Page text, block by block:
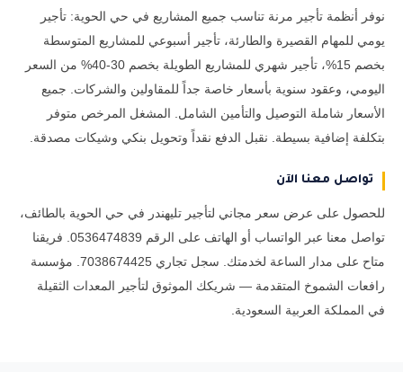
نوفر أنظمة تأجير مرنة تناسب جميع المشاريع في حي الحوية: تأجير
يومي للمهام القصيرة والطارئة، تأجير أسبوعي للمشاريع المتوسطة
بخصم 15%، تأجير شهري للمشاريع الطويلة بخصم 30-40% من السعر
اليومي، وعقود سنوية بأسعار خاصة جداً للمقاولين والشركات. جميع
الأسعار شاملة التوصيل والتأمين الشامل. المشغل المرخص متوفر
بتكلفة إضافية بسيطة. نقبل الدفع نقداً وتحويل بنكي وشيكات مصدقة.
تواصل معنا الآن
للحصول على عرض سعر مجاني لتأجير تليهندر في حي الحوية بالطائف،
تواصل معنا عبر الواتساب أو الهاتف على الرقم 0536474839. فريقنا
متاح على مدار الساعة لخدمتك. سجل تجاري 7038674425. مؤسسة
رافعات الشموخ المتقدمة — شريكك الموثوق لتأجير المعدات الثقيلة
في المملكة العربية السعودية.